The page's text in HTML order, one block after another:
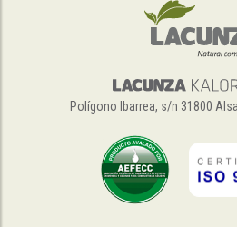
Polígono Ibarrea, s/n 31800